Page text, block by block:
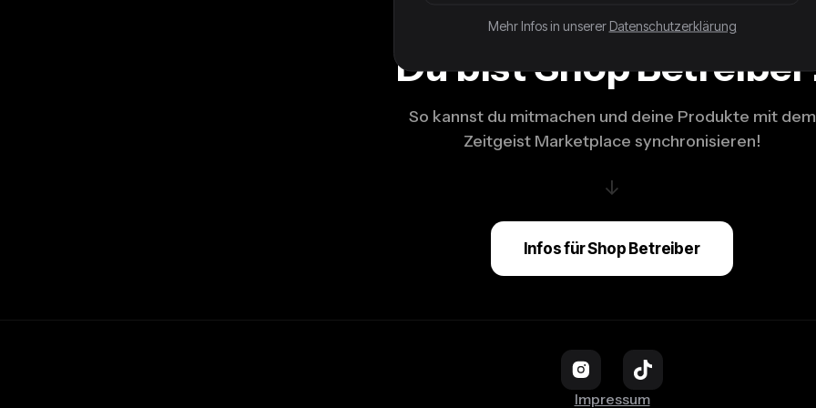
Du bist Shop
So kannst du mitmachen und deine Produkte mit dem
Zeitgeist Marketplace synchronisieren!
↓
Infos für Shop Betreiber
Impressum
Mehr Infos in unserer Datenschutzerklärung